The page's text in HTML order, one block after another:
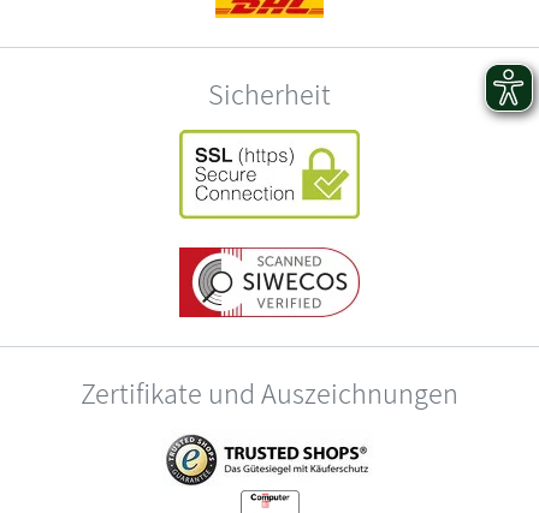
Sicherheit
Zertifikate und Auszeichnungen